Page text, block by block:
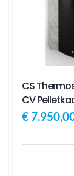
CS
CV
€